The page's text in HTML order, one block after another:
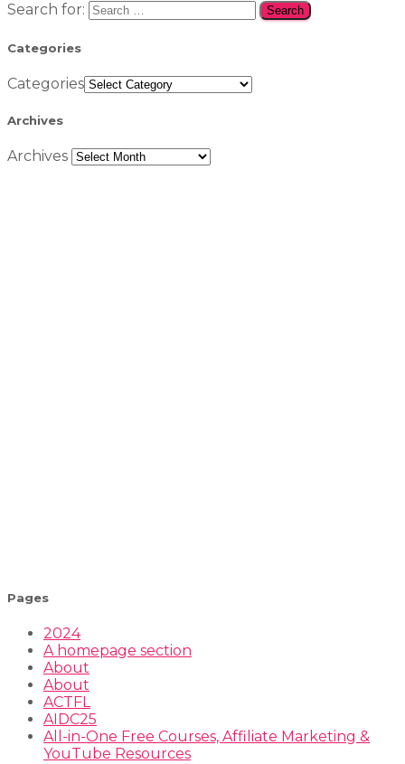
Search for:
Categories
Categories
Archives
Archives
Pages
2024
A homepage section
About
About
ACTFL
AIDC25
All-in-One Free Courses, Affiliate Marketing &
YouTube Resources